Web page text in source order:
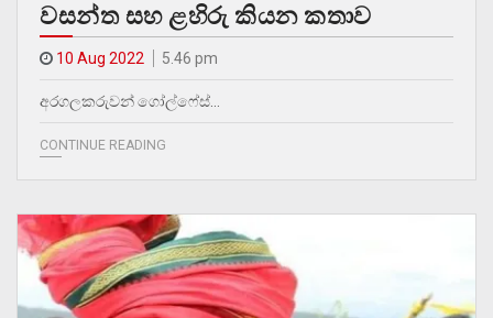
වසන්ත සහ ළහිරු කියන කතාව
10 Aug 2022 5.46 pm
අරගලකරුවන් ගෝල්ෆේස්…
CONTINUE READING